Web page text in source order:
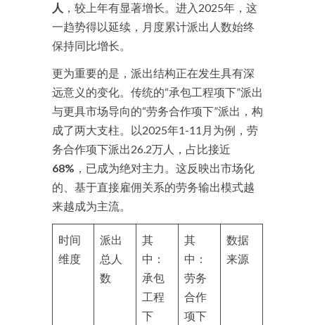
人 ，较上年有显著增长。进入2025年，这
一趋势得以延续，月度累计派出人数始终
保持同比增长。
更为重要的是，派出结构正在发生具有深
远意义的变化。传统的“承包工程项下”派出
与更具市场导向的“劳务合作项下”派出，构
成了两大支柱。以2025年1-11月为例，劳
务合作项下派出26.2万人，占比接近
68% ，已成为绝对主力 。这反映出市场化
的、基于直接雇佣关系的劳务输出模式越
来越成为主流。
时间
维度
派出
总人
数
其
中：
承包
工程
下
其
中：
劳务
合作
项下
数据
来源